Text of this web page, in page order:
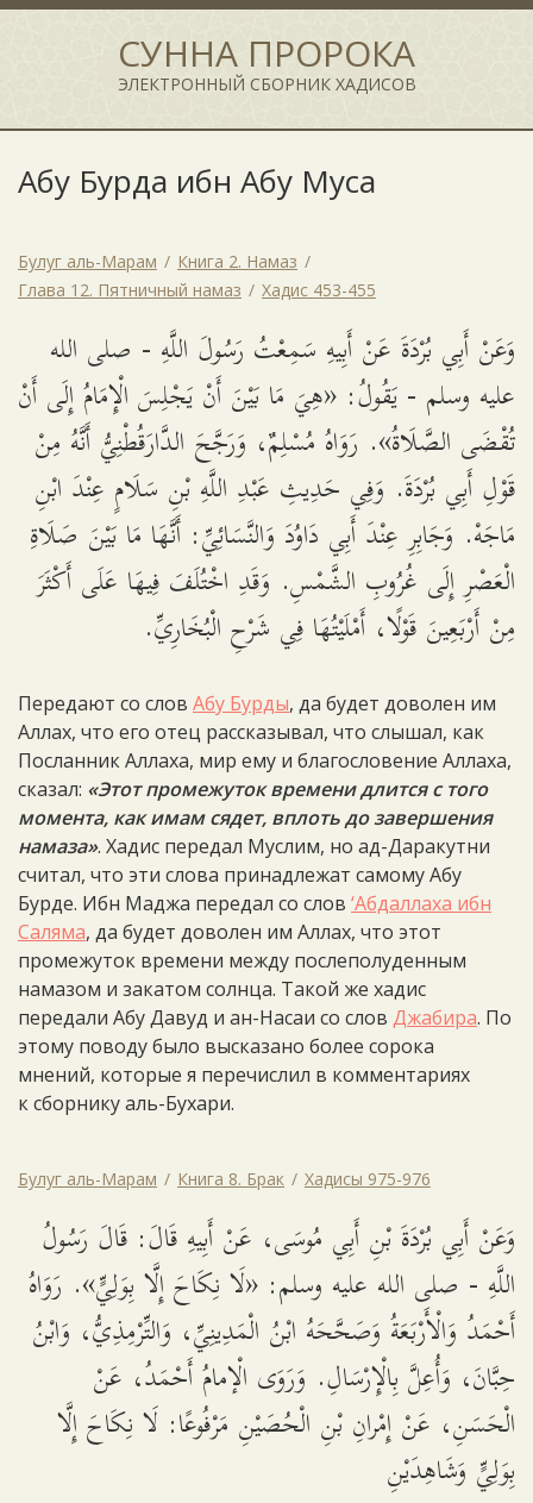
СУННА ПРОРОКА
ЭЛЕКТРОННЫЙ СБОРНИК ХАДИСОВ
Абу Бурда ибн Абу Муса
Булуг аль-Марам
Книга 2. Намаз
Глава 12. Пятничный намаз
Хадис 453-455
وَعَنْ أَبِي بُرْدَةَ عَنْ أَبِيهِ سَمِعْتُ رَسُولَ اللَّهِ - صلى الله
عليه وسلم - يَقُولُ: «هِيَ مَا بَيْنَ أَنْ يَجْلِسَ الْإِمَامُ إِلَى أَنْ
تُقْضَى الصَّلَاةُ». رَوَاهُ مُسْلِمٌ، وَرَجَّحَ الدَّارَقُطْنِيُّ أَنَّهُ مِنْ
قَوْلِ أَبِي بُرْدَةَ. وَفِي حَدِيثِ عَبْدِ اللَّهِ بْنِ سَلَامٍ عِنْدَ ابْنِ
مَاجَهْ. وَجَابِرِ عِنْدَ أَبِي دَاوُدَ وَالنَّسَائِيِّ: أَنَّهَا مَا بَيْنَ صَلَاةِ
الْعَصْرِ إِلَى غُرُوبِ الشَّمْسِ. وَقَدِ اخْتُلَفَ فِيهَا عَلَى أَكْثَرَ
مِنْ أَرْبَعِينَ قَوْلًا، أَمْلَيْتُهَا فِي شَرْحِ الْبُخَارِيِّ.
Передают со слов Абу Бурды, да будет доволен им
Аллах, что его отец рассказывал, что слышал, как
Посланник Аллаха, мир ему и благословение Аллаха,
сказал: «Этот промежуток времени длится с того
момента, как имам сядет, вплоть до завершения
намаза». Хадис передал Муслим, но ад-Даракутни
считал, что эти слова принадлежат самому Абу
Бурде. Ибн Маджа передал со слов ‘Абдаллаха ибн
Саляма, да будет доволен им Аллах, что этот
промежуток времени между послеполуденным
намазом и закатом солнца. Такой же хадис
передали Абу Давуд и ан-Насаи со слов Джабира. По
этому поводу было высказано более сорока
мнений, которые я перечислил в комментариях
к сборнику аль-Бухари.
Булуг аль-Марам Книга 8. Брак Хадисы 975-976
وَعَنْ أَبِي بُرْدَةَ بْنِ أَبِي مُوسَى، عَنْ أَبِيهِ قَالَ: قَالَ رَسُولُ
اللَّهِ - صلى الله عليه وسلم: «لَا نِكَاحَ إِلَّا بِوَلِيٍّ». رَوَاهُ
أَحْمَدُ وَالْأَرْبَعَةُ وَصَحَّحَهُ ابْنُ الْمَدِينِيِّ، وَالتِّرْمِذِيُّ، وَابْنُ
حِبَّانَ، وَأُعِلَّ بِالْإِرْسَالِ. وَرَوَى الْإمامُ أَحْمَدُ، عَنْ
الْحَسَنِ، عَنْ إِمْرانِ بْنِ الْحُصَيْنِ مَرْفُوعًا: لَا نِكَاحَ إِلَّا
بِوَلِيٍّ وَشَاهِدَيْنِ